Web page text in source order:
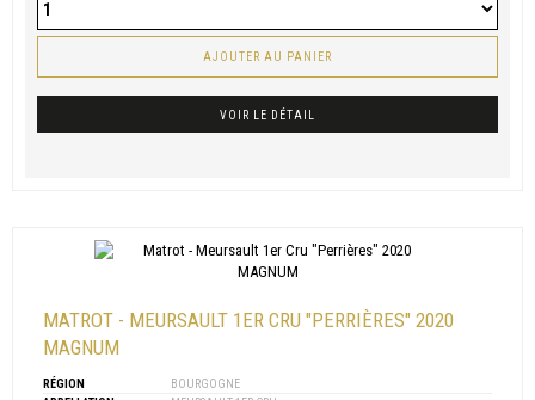
AJOUTER AU PANIER
VOIR LE DÉTAIL
MATROT - MEURSAULT 1ER CRU "PERRIÈRES" 2020
MAGNUM
RÉGION
BOURGOGNE